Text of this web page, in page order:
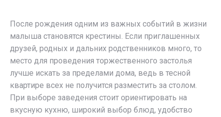
После рождения одним из важных событий в жизни
малыша становятся крестины. Если приглашенных
друзей, родных и дальних родственников много, то
место для проведения торжественного застолья
лучше искать за пределами дома, ведь в тесной
квартире всех не получится разместить за столом.
При выборе заведения стоит ориентировать на
вкусную кухню, широкий выбор блюд, удобство